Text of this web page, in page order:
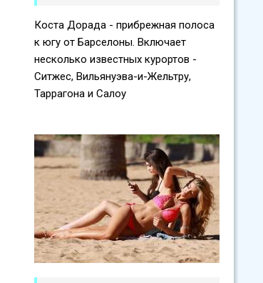
Коста Дорада - прибрежная полоса
к югу от Барселоны. Включает
несколько известных курортов -
Ситжес, Вильянуэва-и-Жельтру,
Таррагона и Салоу